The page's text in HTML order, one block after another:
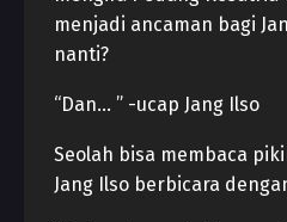
menjadi ancaman bagi
nanti?
“Dan… ” -ucap Jang Ilso
Seolah bisa membaca
Jang Ilso berbicara